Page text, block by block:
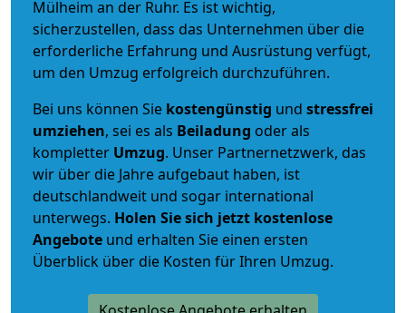
Mülheim an der Ruhr. Es ist wichtig,
sicherzustellen, dass das Unternehmen über die
erforderliche Erfahrung und Ausrüstung verfügt,
um den Umzug erfolgreich durchzuführen.
Bei uns können Sie kostengünstig und stressfrei
umziehen, sei es als Beiladung oder als
kompletter Umzug. Unser Partnernetzwerk, das
wir über die Jahre aufgebaut haben, ist
deutschlandweit und sogar international
unterwegs. Holen Sie sich jetzt kostenlose
Angebote und erhalten Sie einen ersten
Überblick über die Kosten für Ihren Umzug.